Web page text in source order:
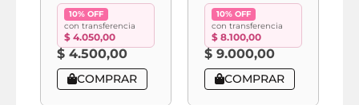
10% OFF
con transferencia
$ 4.050,00
$ 4.500,00
COMPRAR
10% OFF
con transferencia
$ 8.100,00
$ 9.000,00
COMPRAR